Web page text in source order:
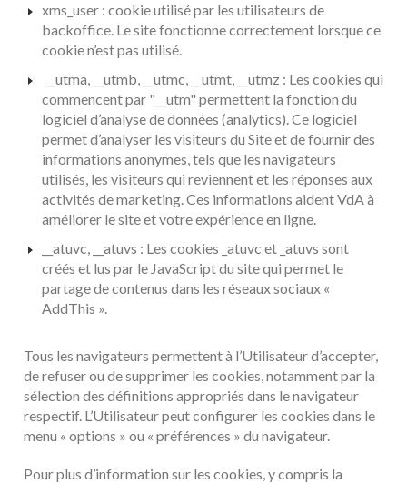
xms_user : cookie utilisé par les utilisateurs de
backoffice. Le site fonctionne correctement lorsque ce
cookie n’est pas utilisé.
__utma, __utmb, __utmc, __utmt, __utmz : Les cookies qui
commencent par "__utm" permettent la fonction du
logiciel d’analyse de données (analytics). Ce logiciel
permet d’analyser les visiteurs du Site et de fournir des
informations anonymes, tels que les navigateurs
utilisés, les visiteurs qui reviennent et les réponses aux
activités de marketing. Ces informations aident VdA à
améliorer le site et votre expérience en ligne.
__atuvc, __atuvs : Les cookies _atuvc et _atuvs sont
créés et lus par le JavaScript du site qui permet le
partage de contenus dans les réseaux sociaux «
AddThis ».
Tous les navigateurs permettent à l’Utilisateur d’accepter,
de refuser ou de supprimer les cookies, notamment par la
sélection des définitions appropriés dans le navigateur
respectif. L’Utilisateur peut configurer les cookies dans le
menu « options » ou « préférences » du navigateur.
Pour plus d’information sur les cookies, y compris la